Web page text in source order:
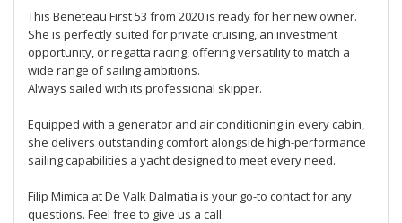
This Beneteau First 53 from 2020 is ready for her new owner.
She is perfectly suited for private cruising, an investment
opportunity, or regatta racing, offering versatility to match a
wide range of sailing ambitions.
Always sailed with its professional skipper.
Equipped with a generator and air conditioning in every cabin,
she delivers outstanding comfort alongside high-performance
sailing capabilities a yacht designed to meet every need.
Filip Mimica at De Valk Dalmatia is your go-to contact for any
questions. Feel free to give us a call.